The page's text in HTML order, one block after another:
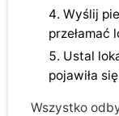
Wyślij
przełamać
Ustal
pojawiła
Wszystko